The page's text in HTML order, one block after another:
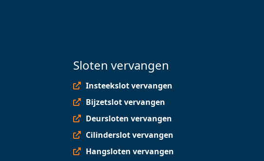
Sloten vervangen
Insteekslot vervangen
Bijzetslot vervangen
Deursloten vervangen
Cilinderslot vervangen
Hangsloten vervangen